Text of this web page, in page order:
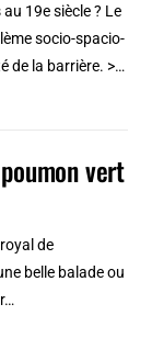
19e siècle ? Le
socio-spacio-
de la barrière. >…
vert
de
belle balade ou